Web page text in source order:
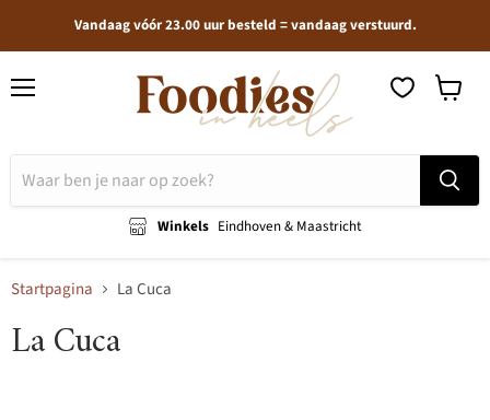
Vandaag vóór 23.00 uur besteld = vandaag verstuurd.
Winkels Eindhoven & Maastricht
Startpagina La Cuca
La Cuca